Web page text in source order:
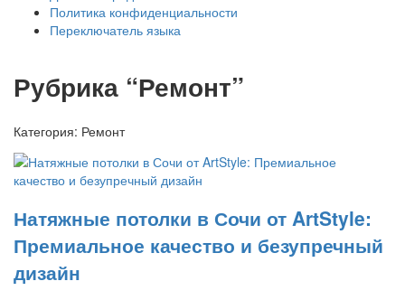
Политика конфиденциальности
Переключатель языка
Рубрика “Ремонт”
Категория: Ремонт
Натяжные потолки в Сочи от ArtStyle:
Премиальное качество и безупречный
дизайн